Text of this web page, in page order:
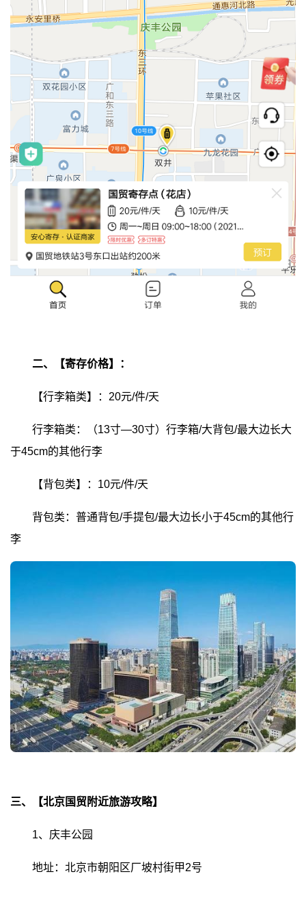
二、【寄存价格】：
【行李箱类】：20元/件/天
行李箱类：（13寸—30寸）行李箱/大背包/最大边长大
于45cm的其他行李
【背包类】：10元/件/天
背包类：普通背包/手提包/最大边长小于45cm的其他行
李
三、【北京国贸附近旅游攻略】
1、庆丰公园
地址：北京市朝阳区厂坡村街甲2号